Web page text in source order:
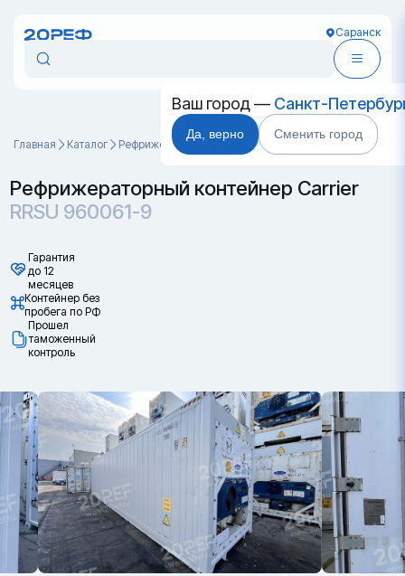
Саранск
Ваш город — Санкт-
Да, верно Сменить город
Главная Каталог Рефрижераторные контейнеры RRSU 960061-9
Рефрижераторный контейнер Carrier
RRSU 960061-9
Гарантия
до 12
месяцев
Контейнер без
пробега по РФ
Прошел
таможенный
контроль